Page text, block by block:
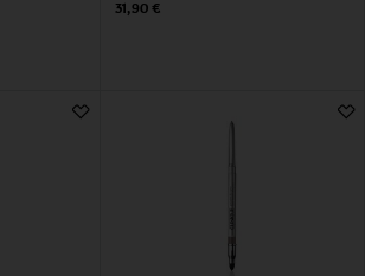
Original Price
31,90 €